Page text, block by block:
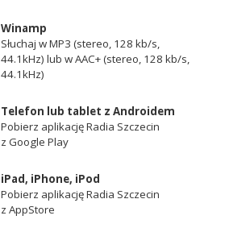
Winamp
Słuchaj w MP3 (stereo, 128 kb/s,
44.1kHz) lub w AAC+ (stereo, 128 kb/s,
44.1kHz)
Telefon lub tablet z Androidem
Pobierz aplikację Radia Szczecin
z Google Play
iPad, iPhone, iPod
Pobierz aplikację Radia Szczecin
z AppStore